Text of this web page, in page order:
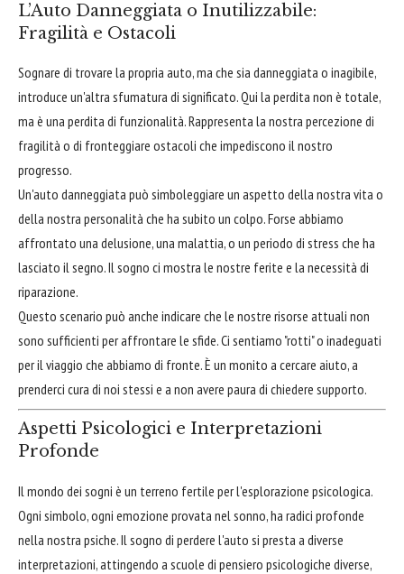
L’Auto Danneggiata o Inutilizzabile:
Fragilità e Ostacoli
Sognare di trovare la propria auto, ma che sia danneggiata o inagibile,
introduce un'altra sfumatura di significato. Qui la perdita non è totale,
ma è una perdita di funzionalità. Rappresenta la nostra percezione di
fragilità o di fronteggiare ostacoli che impediscono il nostro
progresso.
Un'auto danneggiata può simboleggiare un aspetto della nostra vita o
della nostra personalità che ha subito un colpo. Forse abbiamo
affrontato una delusione, una malattia, o un periodo di stress che ha
lasciato il segno. Il sogno ci mostra le nostre ferite e la necessità di
riparazione.
Questo scenario può anche indicare che le nostre risorse attuali non
sono sufficienti per affrontare le sfide. Ci sentiamo "rotti" o inadeguati
per il viaggio che abbiamo di fronte. È un monito a cercare aiuto, a
prenderci cura di noi stessi e a non avere paura di chiedere supporto.
Aspetti Psicologici e Interpretazioni
Profonde
Il mondo dei sogni è un terreno fertile per l'esplorazione psicologica.
Ogni simbolo, ogni emozione provata nel sonno, ha radici profonde
nella nostra psiche. Il sogno di perdere l'auto si presta a diverse
interpretazioni, attingendo a scuole di pensiero psicologiche diverse,